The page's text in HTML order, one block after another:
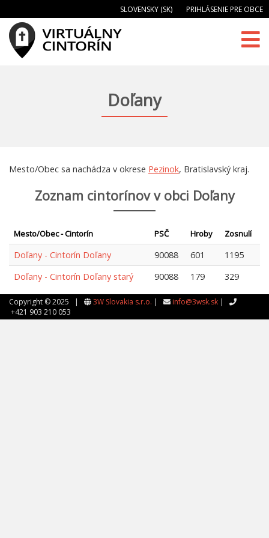
SLOVENSKY (SK) PRIHLÁSENIE PRE OBCE
Doľany
Mesto/Obec sa nachádza v okrese Pezinok, Bratislavský kraj.
Zoznam cintorínov v obci Doľany
Mesto/Obec - Cintorín PSČ Hroby Zosnulí
Doľany - Cintorín Doľany 90088 601
1195
Doľany - Cintorín Doľany starý
90088 179 329
Copyright © 2025 | 3W Slovakia s.r.o. | info@3wsk.sk |
+421 903 210 053